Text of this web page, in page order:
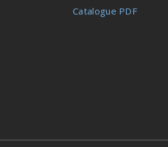
Catalogue PDF